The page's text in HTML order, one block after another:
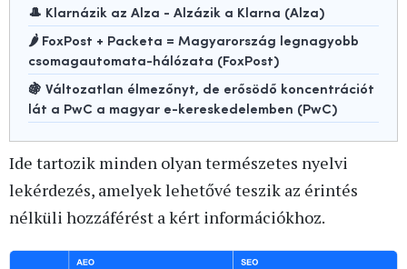
🎩 Klarnázik az Alza - Alzázik a Klarna (Alza)
🌶️ FoxPost + Packeta = Magyarország legnagyobb
csomagautomata-hálózata (FoxPost)
🍇 Változatlan élmezőnyt, de erősödő koncentrációt
lát a PwC a magyar e-kereskedelemben (PwC)
Ide tartozik minden olyan természetes nyelvi
lekérdezés, amelyek lehetővé teszik az érintés
nélküli hozzáférést a kért információkhoz.